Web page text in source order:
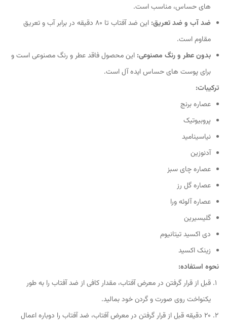
های حساس، مناسب است.
ضد آب و ضد تعریق:
این ضد آفتاب تا 80 دقیقه در برابر آب و تعریق
مقاوم است.
بدون عطر و رنگ مصنوعی: این محصول فاقد عطر و رنگ مصنوعی است و
برای پوست های حساس ایده آل است.
ترکیبات:
عصاره برنج
پروبیوتیک
نیاسینامید
آدنوزین
عصاره چای سبز
عصاره گل رز
عصاره آلوئه ورا
گلیسیرین
دی اکسید تیتانیوم
زینک اکسید
نحوه استفاده:
قبل از قرار گرفتن در معرض آفتاب، مقدار کافی از ضد آفتاب را به طور
یکنواخت روی صورت و گردن خود بمالید.
20 دقیقه قبل از قرار گرفتن در معرض آفتاب، ضد آفتاب را دوباره اعمال